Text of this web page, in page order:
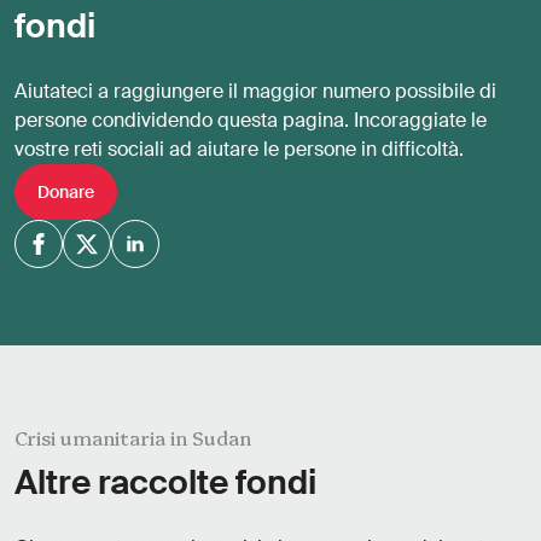
fondi
Aiutateci a raggiungere il maggior numero possibile di
persone condividendo questa pagina. Incoraggiate le
vostre reti sociali ad aiutare le persone in difficoltà.
Donare
Crisi umanitaria in Sudan
Altre raccolte fondi